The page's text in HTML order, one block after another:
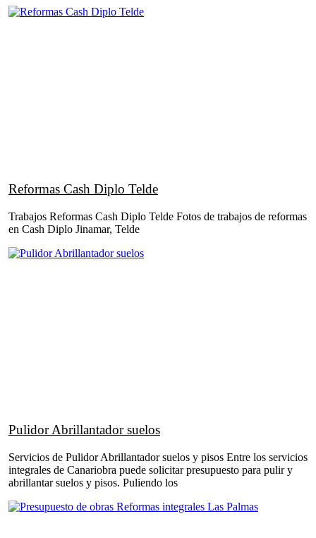
Reformas Cash Diplo Telde
Trabajos Reformas Cash Diplo Telde Fotos de trabajos de reformas
en Cash Diplo Jinamar, Telde
Pulidor Abrillantador suelos
Servicios de Pulidor Abrillantador suelos y pisos Entre los servicios
integrales de Canariobra puede solicitar presupuesto para pulir y
abrillantar suelos y pisos. Puliendo los